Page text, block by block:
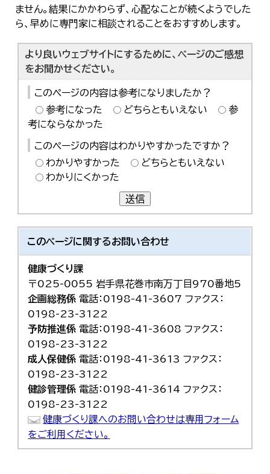
ません。結果にかかわらず、心配なことが続くようでした
ら、早めに専門家に相談されることをおすすめします。
より良いウェブサイトにするために、ページのご感想
をお聞かせください。
このページの内容は参考になりましたか？
参考になった
どちらともいえない
参
考にならなかった
このページの内容はわかりやすかったですか？
わかりやすかった
どちらともいえない
わかりにくかった
送信
このページに関するお問い合わせ
健康づくり課
〒025-0055 岩手県花巻市南万丁目970番地5
企画総務係電話：0198-41-3607 ファクス：
0198-23-3122
予防推進係 電話：0198-41-3608 ファクス：
0198-23-3122
成人保健係 電話：0198-41-3613 ファクス：
0198-23-3122
健診管理係 電話：0198-41-3614 ファクス：
0198-23-3122
健康づくり課へのお問い合わせは専用フォーム
をご利用ください。